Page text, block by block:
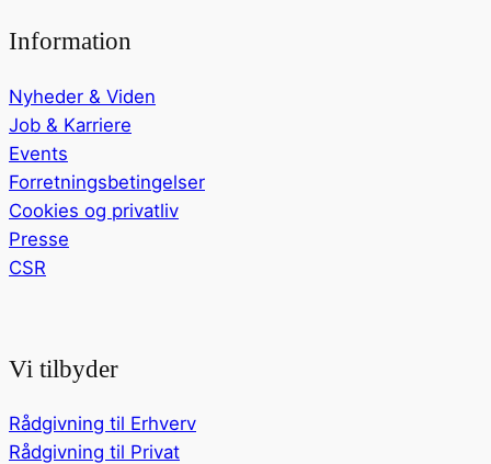
Information
Nyheder & Viden
Job & Karriere
Events
Forretningsbetingelser
Cookies og privatliv
Presse
CSR
Vi tilbyder
Rådgivning til Erhverv
Rådgivning til Privat